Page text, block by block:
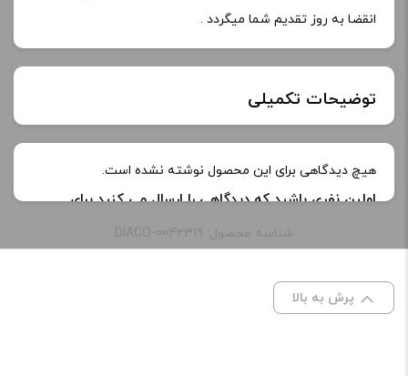
انقضا به روز تقدیم شما میگردد .
توضیحات تکمیلی
خنکی یخ دار
ظرفیت: 30 میلی‌ لیتر
هیچ دیدگاهی برای این محصول نوشته نشده است.
اولین نفری باشید که دیدگاهی را ارسال می کنید برای
“سالت انبه یخ توکیو | Tokyo Mango Ice Saltnic”
علامت‌گذاری شده‌اند
شناسه محصول: DIACO-0042319
پرش به بالا